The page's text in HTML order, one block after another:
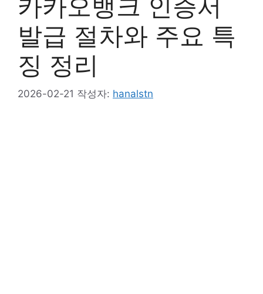
카카오뱅크 인증서
발급 절차와 주요 특
징 정리
2026-02-21 작성자: hanalstn